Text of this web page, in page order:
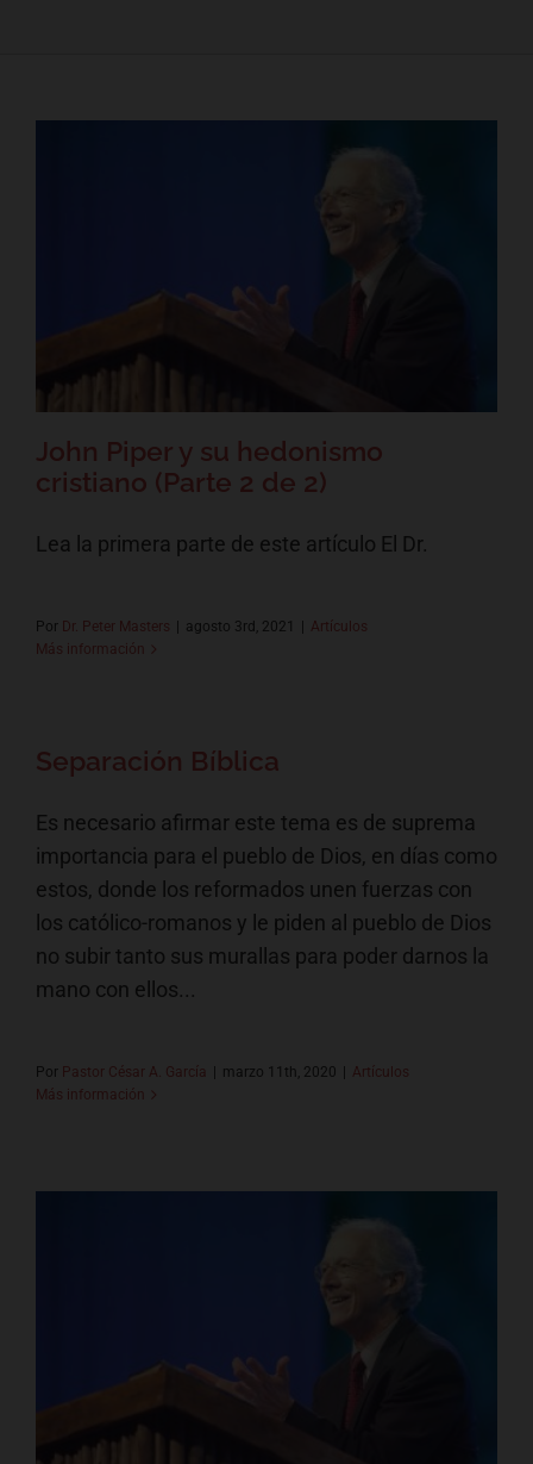
John Piper y su hedonismo
John Piper y su hedonismo
cristiano (Parte 2 de 2)
Lea la primera parte de este artículo El Dr.
Por Dr. Peter Masters | agosto 3rd, 2021 | Artículos
Más información
Separación Bíblica
Es necesario afirmar este tema es de suprema
importancia para el pueblo de Dios, en días como
estos, donde los reformados unen fuerzas con
los católico-romanos y le piden al pueblo de Dios
no subir tanto sus murallas para poder darnos la
mano con ellos...
Por Pastor César A. García | marzo 11th, 2020 | Artículos
Más información
cristiano (Parte 1 de 2)